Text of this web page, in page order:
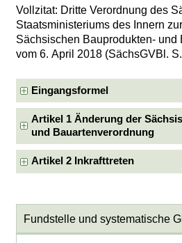
Vollzitat: Dritte Verordnung des
Staatsministeriums des Innern
Sächsischen Bauprodukten- und
vom 6. April 2018 (SächsGVBl.
Eingangsformel
Artikel 1 Änderung der
und Bauartenverordnung
Artikel 2 Inkrafttreten
Fundstelle und systematische